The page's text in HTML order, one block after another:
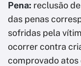
Pena: reclusão
das penas
sofridas pela
ocorrer contra
comprovado atos